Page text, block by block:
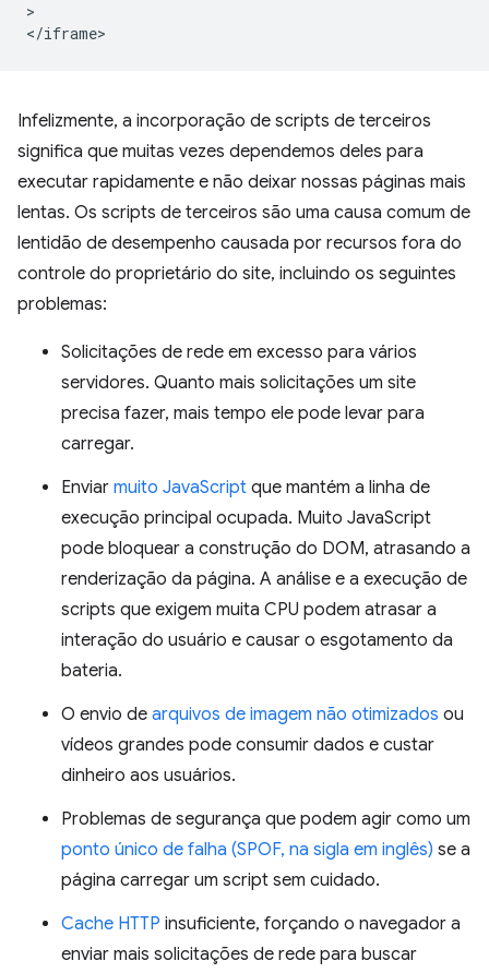
>
Infelizmente, a incorporação de scripts de terceiros
significa que muitas vezes dependemos deles para
executar rapidamente e não deixar nossas páginas mais
lentas. Os scripts de terceiros são uma causa comum de
lentidão de desempenho causada por recursos fora do
controle do proprietário do site, incluindo os seguintes
problemas:
Solicitações de rede em excesso para vários
servidores. Quanto mais solicitações um site
precisa fazer, mais tempo ele pode levar para
carregar.
Enviar muito JavaScript que mantém a linha de
execução principal ocupada. Muito JavaScript
pode bloquear a construção do DOM, atrasando a
renderização da página. A análise e a execução de
scripts que exigem muita CPU podem atrasar a
interação do usuário e causar o esgotamento da
bateria.
O envio de arquivos de imagem não otimizados ou
vídeos grandes pode consumir dados e custar
dinheiro aos usuários.
Problemas de segurança que podem agir como um
ponto único de falha (SPOF, na sigla em inglês) se a
página carregar um script sem cuidado.
Cache HTTP insuficiente, forçando o navegador a
enviar mais solicitações de rede para buscar